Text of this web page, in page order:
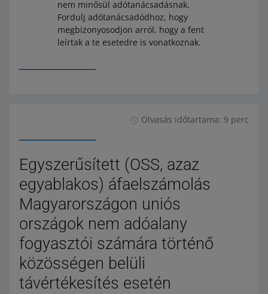
nem minősül adótanácsadásnak.
Fordulj adótanácsadódhoz, hogy
megbizonyosodjon arról, hogy a fent
leírtak a te esetedre is vonatkoznak.
Olvasás időtartama: 9 perc
Egyszerűsített (OSS, azaz
egyablakos) áfaelszámolás
Magyarországon uniós
országok nem adóalany
fogyasztói számára történő
közösségen belüli
távértékesítés esetén